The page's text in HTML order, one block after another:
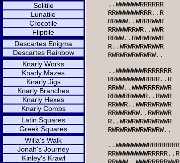
Solitile
Lunatile
Crocotile
Flipitile
Descartes Enigma
Descartes Rainbow
Knarly Works
Knarly Mazes
Knarly Jigs
Knarly Branches
Knarly Hexes
Knarly Combs
Latin Squares
Greek Squares
Willa's Walk
Jonah's Journey
Kinley's Krawl
..WWWWWWRRRRRR
RRWWWWWWRRR..R
RRWWW..WRRRWWR
RRWWWRRWR..WWR
RRWW..RWRWRWWR
R..WRWRWRWRWWR
RWRWRWRWRWRW..
..WWWWWWWRRRRRRR
RRWWWWWWWRRRR..R
RRWW..WWWRRRRWWR
RRWWRRWWWR..RWWR
RRWWR..WWRRWRWWR
RRWWRWRW..RWRWWR
R..WRWRWRWRWRWWR
RWRWRWRWRWRWRW..
..WWWWWWWWRRRRRRRR
RRWWWWWWWWRRRRR..R